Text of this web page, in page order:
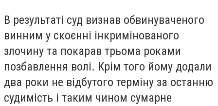
В результаті суд визнав обвинуваченого
винним у скоєнні інкримінованого
злочину та покарав трьома роками
позбавлення волі. Крім того йому додали
два роки не відбутого терміну за останню
судимість і таким чином сумарне